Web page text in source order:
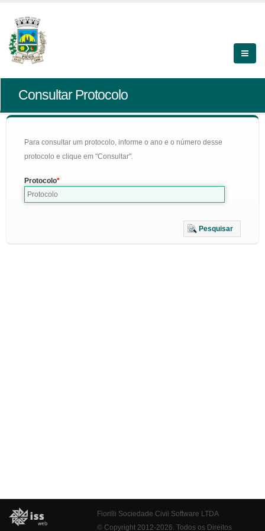
Consultar Protocolo
Para consultar um protocolo, informe o ano e o número desse
protocolo e clique em "Consultar".
Protocolo
Pesquisar
Fiorilli Sociedade Civil Software LTDA
© Copyright 2012-2026. Todos os Direitos